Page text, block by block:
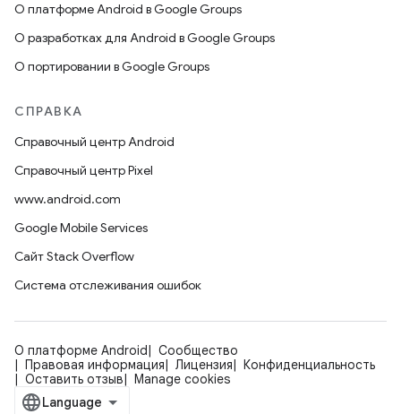
О платформе Android в Google Groups
О разработках для Android в Google Groups
О портировании в Google Groups
СПРАВКА
Справочный центр Android
Справочный центр Pixel
www.android.com
Google Mobile Services
Сайт Stack Overflow
Система отслеживания ошибок
О платформе Android
Сообщество
Правовая информация
Лицензия
Конфиденциальность
Оставить отзыв
Manage cookies